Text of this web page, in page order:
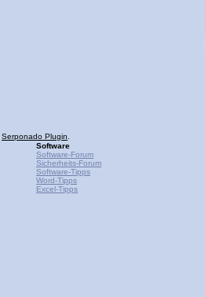
Serponado Plugin
Software
Software-Forum
Sicherheits-Forum
Software-Tipps
Word-Tipps
Excel-Tipps